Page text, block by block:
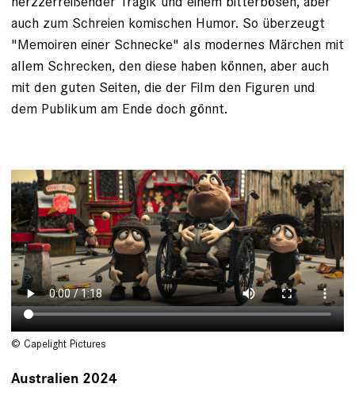
auch zum Schreien komischen Humor. So überzeugt
"Memoiren einer Schnecke" als modernes Märchen mit
allem Schrecken, den diese haben können, aber auch
mit den guten Seiten, die der Film den Figuren und
dem Publikum am Ende doch gönnt.
© Capelight Pictures
Australien 2024